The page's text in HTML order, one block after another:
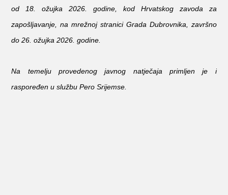
od 18. ožujka 2026. godine, kod Hrvatskog zavoda za
zapošljavanje, na mrežnoj stranici Grada Dubrovnika, završno
do 26. ožujka 2026. godine.
Na temeljuprovedenog javnog natječaja primljen je i
raspoređen u službu Pero Srijemse.